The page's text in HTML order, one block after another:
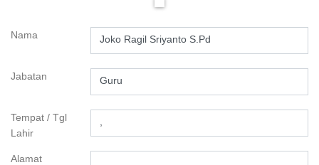
Nama Joko Ragil Sriyanto S.Pd
Jabatan Guru
Tempat / Tgl
Lahir
Alamat